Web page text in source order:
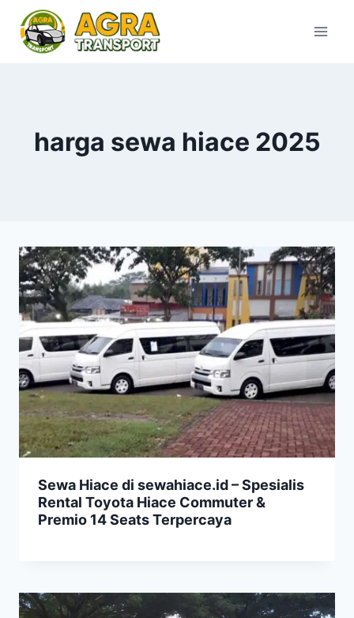
content
harga sewa hiace 2025
Sewa Hiace di sewahiace.id – Spesialis
Rental Toyota Hiace Commuter &
Premio 14 Seats Terpercaya